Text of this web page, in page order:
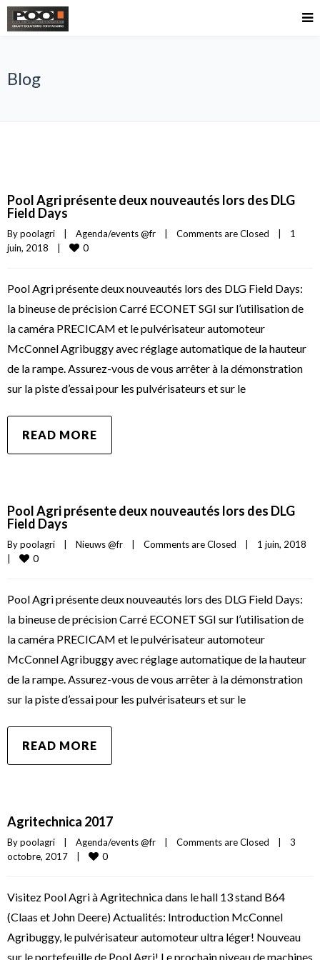
Blog
Pool Agri présente deux nouveautés lors des DLG
Field Days
By poolagri Agenda/events @fr Comments are Closed
1
juin, 2018
0
Pool Agri présente deux nouveautés lors des DLG Field Days:
la bineuse de précision Carré ECONET SGI sur l’utilisation de
la caméra PRECICAM et le pulvérisateur automoteur
McConnel Agribuggy avec réglage automatique de la hauteur
de la rampe. Assurez-vous de vous arrêter à la démonstration
sur la piste d’essai pour les pulvérisateurs et sur le
READ MORE
Pool Agri présente deux nouveautés lors des DLG
Field Days
By poolagri Nieuws @fr Comments are Closed
0
Pool Agri présente deux nouveautés lors des DLG Field Days:
la bineuse de précision Carré ECONET SGI sur l’utilisation de
la caméra PRECICAM et le pulvérisateur automoteur
McConnel Agribuggy avec réglage automatique de la hauteur
de la rampe. Assurez-vous de vous arrêter à la démonstration
sur la piste d’essai pour les pulvérisateurs et sur le
READ MORE
Agritechnica 2017
By poolagri Agenda/events @fr Comments are Closed
3
octobre, 2017
0
Visitez Pool Agri à Agritechnica dans le hall 13 stand B64
(Claas et John Deere) Actualités: Introduction McConnel
Agribuggy, le pulvérisateur automoteur ultra léger! Nouveau
sur le portefeuille de Pool Agri! Le prochain niveau de machines